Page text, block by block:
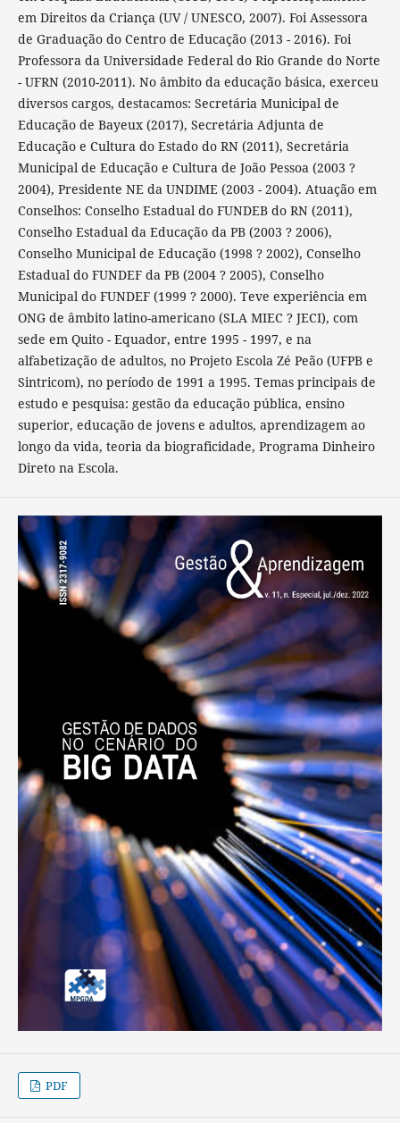
em Direitos da Criança (UV / UNESCO, 2007). Foi Assessora
de Graduação do Centro de Educação (2013 - 2016). Foi
Professora da Universidade Federal do Rio Grande do Norte
- UFRN (2010-2011). No âmbito da educação básica, exerceu
diversos cargos, destacamos: Secretária Municipal de
Educação de Bayeux (2017), Secretária Adjunta de
Educação e Cultura do Estado do RN (2011), Secretária
Municipal de Educação e Cultura de João Pessoa (2003 ?
2004), Presidente NE da UNDIME (2003 - 2004). Atuação em
Conselhos: Conselho Estadual do FUNDEB do RN (2011),
Conselho Estadual da Educação da PB (2003 ? 2006),
Conselho Municipal de Educação (1998 ? 2002), Conselho
Estadual do FUNDEF da PB (2004 ? 2005), Conselho
Municipal do FUNDEF (1999 ? 2000). Teve experiência em
ONG de âmbito latino-americano (SLA MIEC ? JECI), com
sede em Quito - Equador, entre 1995 - 1997, e na
alfabetização de adultos, no Projeto Escola Zé Peão (UFPB e
Sintricom), no período de 1991 a 1995. Temas principais de
estudo e pesquisa: gestão da educação pública, ensino
superior, educação de jovens e adultos, aprendizagem ao
longo da vida, teoria da biograficidade, Programa Dinheiro
Direto na Escola.
PDF